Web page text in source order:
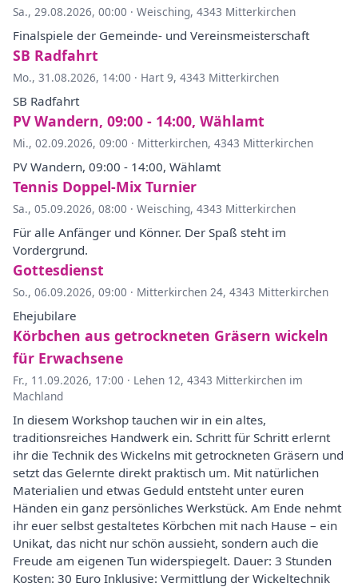
Sa., 29.08.2026, 00:00 · Weisching, 4343 Mitterkirchen
Finalspiele der Gemeinde- und Vereinsmeisterschaft
SB Radfahrt
Mo., 31.08.2026, 14:00 · Hart 9, 4343 Mitterkirchen
SB Radfahrt
PV Wandern, 09:00 - 14:00, Wählamt
Mi., 02.09.2026, 09:00 · Mitterkirchen, 4343 Mitterkirchen
PV Wandern, 09:00 - 14:00, Wählamt
Tennis Doppel-Mix Turnier
Sa., 05.09.2026, 08:00 · Weisching, 4343 Mitterkirchen
Für alle Anfänger und Könner. Der Spaß steht im
Vordergrund.
Gottesdienst
So., 06.09.2026, 09:00 · Mitterkirchen 24, 4343 Mitterkirchen
Ehejubilare
Körbchen aus getrockneten Gräsern wickeln
für Erwachsene
Fr., 11.09.2026, 17:00 · Lehen 12, 4343 Mitterkirchen im
Machland
In diesem Workshop tauchen wir in ein altes,
traditionsreiches Handwerk ein. Schritt für Schritt erlernt
ihr die Technik des Wickelns mit getrockneten Gräsern und
setzt das Gelernte direkt praktisch um. Mit natürlichen
Materialien und etwas Geduld entsteht unter euren
Händen ein ganz persönliches Werkstück. Am Ende nehmt
ihr euer selbst gestaltetes Körbchen mit nach Hause – ein
Unikat, das nicht nur schön aussieht, sondern auch die
Freude am eigenen Tun widerspiegelt. Dauer: 3 Stunden
Kosten: 30 Euro Inklusive: Vermittlung der Wickeltechnik